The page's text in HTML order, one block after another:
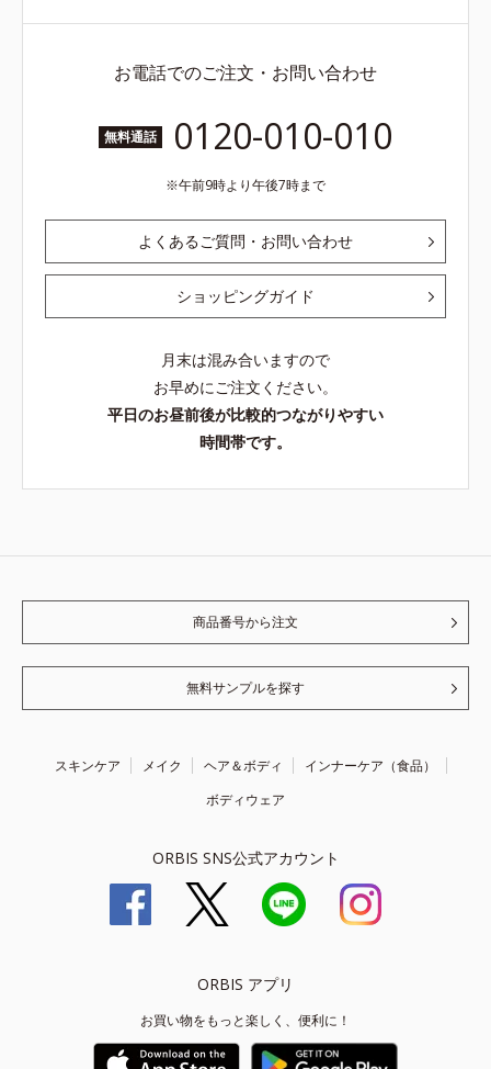
お電話でのご注文・お問い合わせ
無料通話 0120-010-010
午前9時より午後7時まで
よくあるご質問・お問い合わせ
ショッピングガイド
月末は混み合いますので
お早めにご注文ください。
平日のお昼前後が比較的つながりやすい
時間帯です。
商品番号から注文
無料サンプルを探す
スキンケア メイク ヘア＆ボディ
インナーケア（食品）
ボディウェア
ORBIS SNS公式アカウント
ORBIS アプリ
お買い物をもっと楽しく、便利に！